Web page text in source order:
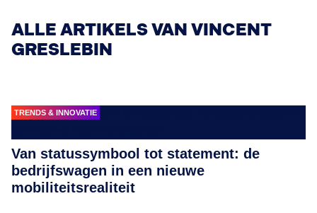
ALLE ARTIKELS VAN VINCENT
GRESLEBIN
TRENDS & INNOVATIE
Van statussymbool tot statement: de
bedrijfswagen in een nieuwe
mobiliteitsrealiteit